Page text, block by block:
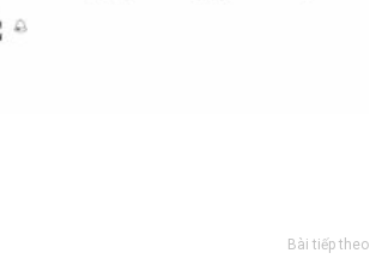
Bài tiếp theo